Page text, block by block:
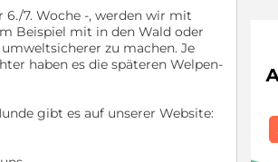
6./7. Woche -, werden wir mit
Beispiel mit in den Wald oder
zu machen. Je
haben es die späteren Welpen-
gibt es auf unserer Website: